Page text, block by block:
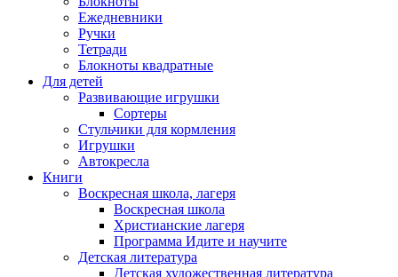
Ежедневники
Ручки
Тетради
Блокноты квадратные
Для детей
Развивающие игрушки
Сортеры
Стульчики для кормления
Игрушки
Автокресла
Книги
Воскресная школа, лагеря
Воскресная школа
Христианские лагеря
Программа Идите и научите
Детская литература
Детская художественная литература